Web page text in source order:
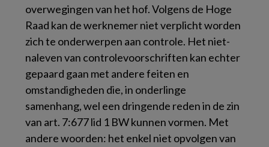
overwegingen van het hof. Volgens de Hoge
Raad kan de werknemer niet verplicht worden
zich te onderwerpen aan controle. Het niet-
naleven van controlevoorschriften kan echter
gepaard gaan met andere feiten en
omstandigheden die, in onderlinge
samenhang, wel een dringende reden in de zin
van art. 7:677 lid 1 BW kunnen vormen. Met
andere woorden: het enkel niet opvolgen van